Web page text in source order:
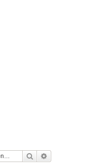
Suche